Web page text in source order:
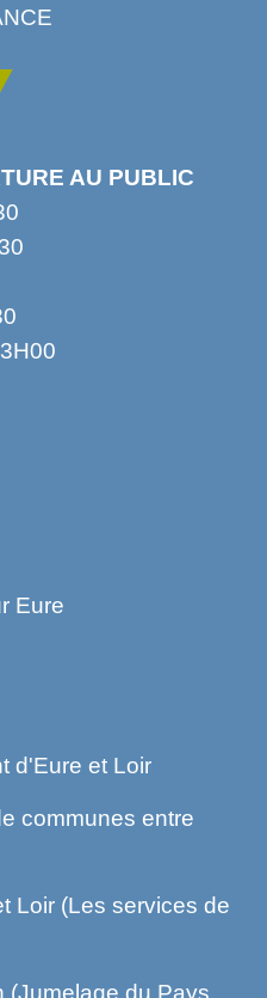
AU PUBLIC
Eure
d'Eure et Loir
communes entre
Loir (Les services de
(Jumelage du Pays